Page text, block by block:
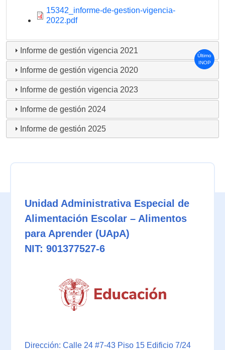
Último
INOP
Document
15342_informe-de-gestion-vigencia-
2022.pdf
Informe de gestión vigencia 2021
Informe de gestión vigencia 2020
Informe de gestión vigencia 2023
Informe de gestión 2024
Informe de gestión 2025
Unidad Administrativa Especial de
Alimentación Escolar – Alimentos
para Aprender (UApA)
NIT: 901377527-6
Dirección: Calle 24 #7-43 Piso 15 Edificio 7/24